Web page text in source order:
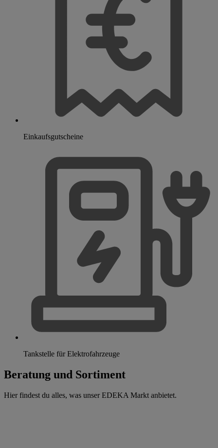
Einkaufsgutscheine
Tankstelle für Elektrofahrzeuge
Beratung und Sortiment
Hier findest du alles, was unser EDEKA Markt anbietet.